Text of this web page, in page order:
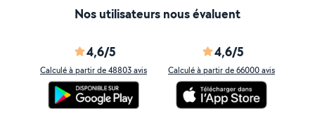
Nos utilisateurs nous évaluent
4,6/5
Calculé à partir de 48803 avis
4,6/5
Calculé à partir de 66000 avis